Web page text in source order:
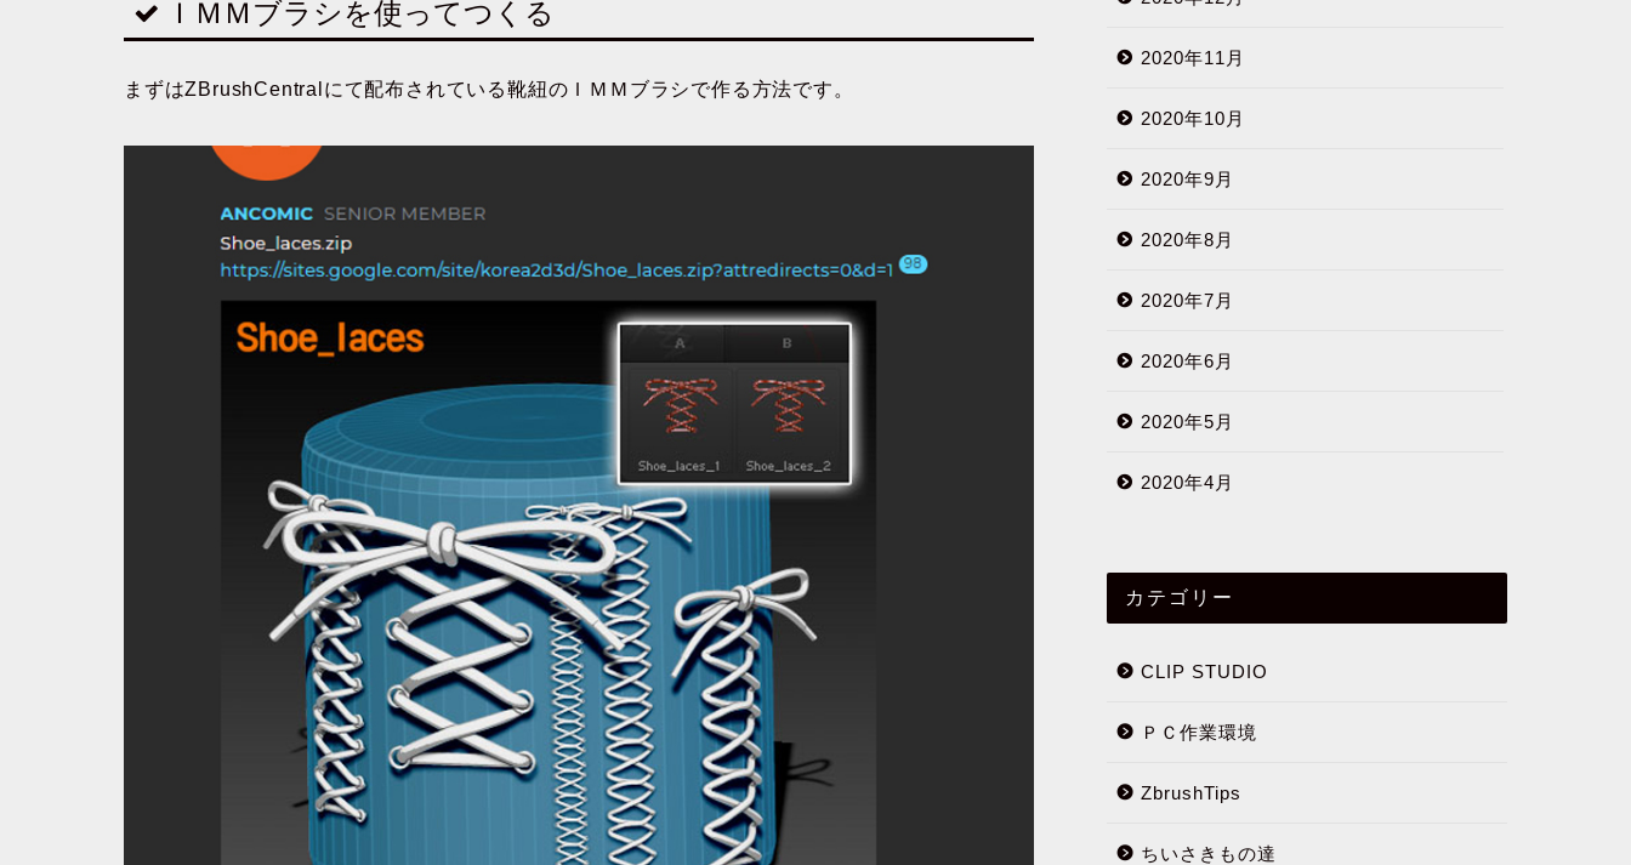
ＩＭＭブラシを使ってつくる
まずはZBrushCentralにて配布されている靴紐のＩＭＭブラシで作る方法です。
2020年11月
2020年10月
2020年9月
2020年8月
2020年7月
2020年6月
2020年5月
2020年4月
カテゴリー
CLIP STUDIO
ＰＣ作業環境
ZbrushTips
ちいさきもの達